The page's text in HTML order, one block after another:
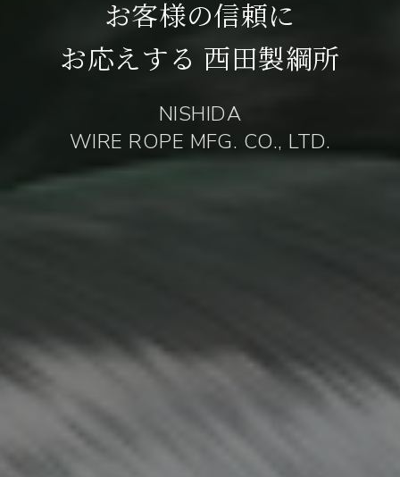
お客様の信頼に
お応えする 西田製綱所
NISHIDA
WIRE ROPE MFG. CO., LTD.